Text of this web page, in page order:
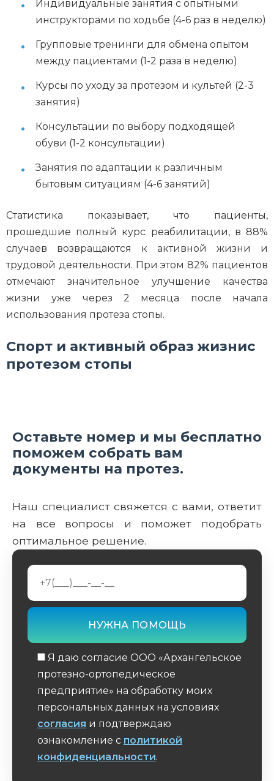
Индивидуальные занятия с опытными
инструкторами по ходьбе (4-6 раз в неделю)
Групповые тренинги для обмена опытом
между пациентами (1-2 раза в неделю)
Курсы по уходу за протезом и культей (2-3
занятия)
Консультации по выбору подходящей
обуви (1-2 консультации)
Занятия по адаптации к различным
бытовым ситуациям (4-6 занятий)
Статистика показывает, что пациенты,
прошедшие полный курс реабилитации, в 88%
случаев возвращаются к активной жизни и
трудовой деятельности. При этом 82% пациентов
отмечают значительное улучшение качества
жизни уже через 2 месяца после начала
использования протеза стопы.
Спорт и активный образ жизнис
протезом стопы
Оставьте номер и мы бесплатно
поможем собрать вам
документы на протез.
Наш специалист свяжется с вами, ответит
на все вопросы и поможет подобрать
оптимальное решение.
Я даю согласие ООО «Архангельское
протезно-ортопедическое
предприятие» на обработку моих
персональных данных на условиях
согласия и подтверждаю
ознакомление с политикой
конфиденциальности.